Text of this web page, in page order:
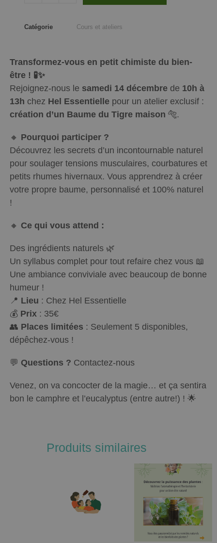
Catégorie Cours et ateliers
Transformez-vous en petit chimiste du bien-
être ! 🧪✨
Rejoignez-nous le samedi 14 décembre de 10h à
13h chez Hel Essentielle pour un atelier exclusif :
création d’un Baume du Tigre maison 🐅.
🔸 Pourquoi participer ?
Découvrez les secrets d’un incontournable naturel
pour soulager tensions musculaires, courbatures et
petits rhumes hivernaux. Vous apprendrez à créer
votre propre baume, personnalisé et 100% naturel
!
🔸 Ce qui vous attend :
Des ingrédients naturels 🌿
Un syllabus complet pour tout refaire chez vous 📖
Une ambiance conviviale avec beaucoup de bonne
humeur !
📍 Lieu : Chez Hel Essentielle
💰 Prix : 35€
👥 Places limitées : Seulement 5 disponibles,
dépêchez-vous !
💬 Questions ? Contactez-nous
Venez, on va concocter de la magie… et ça sentira
bon le camphre et l’eucalyptus (entre autre!) ! 🌟
Produits similaires